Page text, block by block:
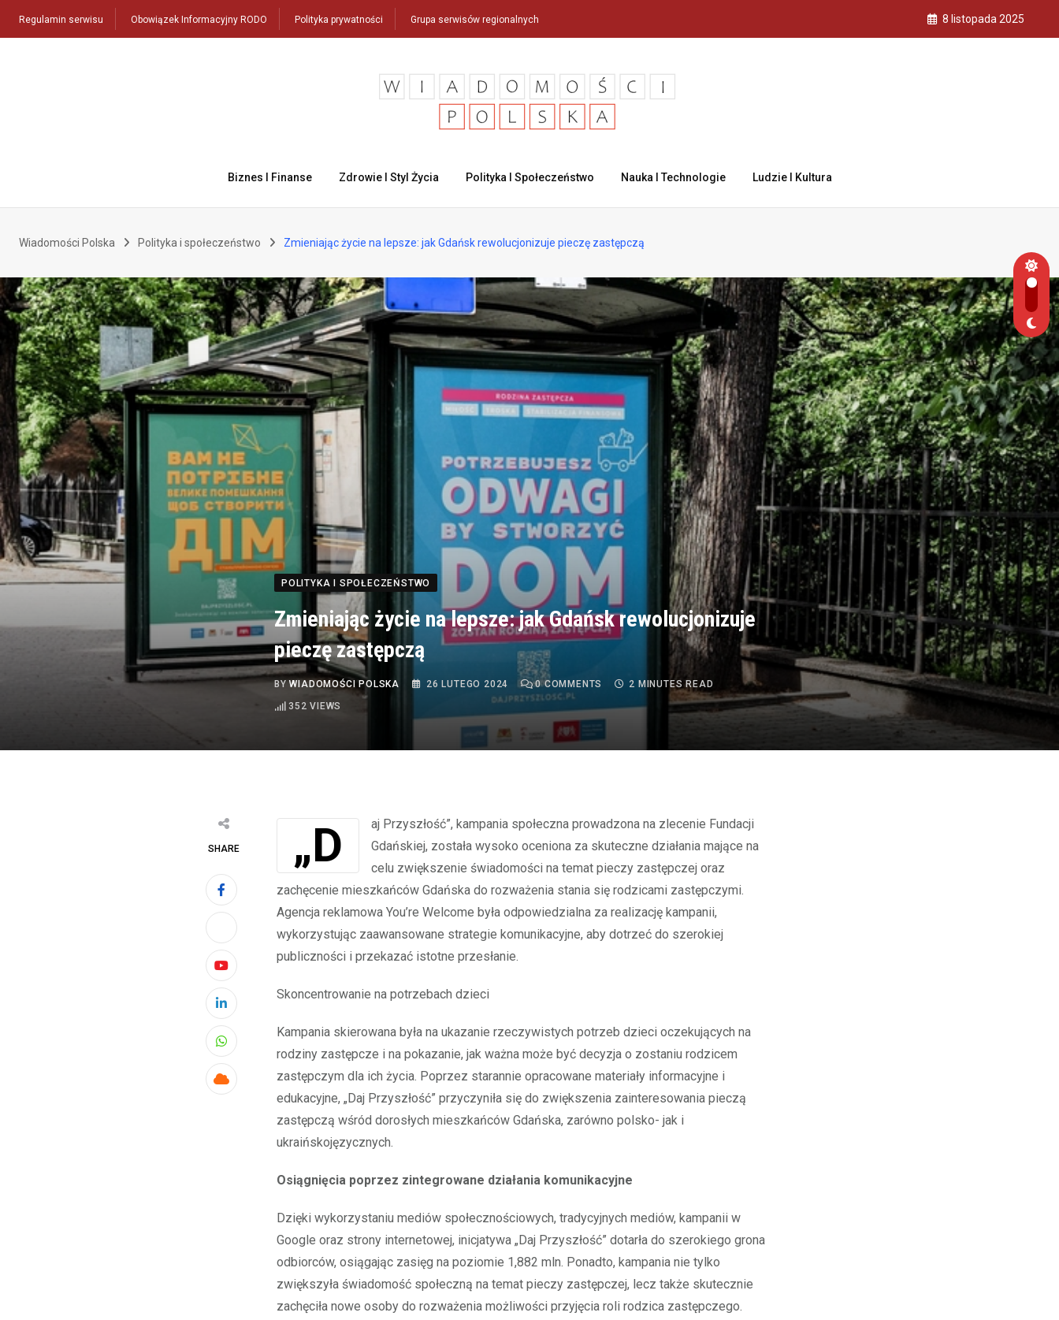
Regulamin serwisu Obowiązek Informacyjny RODO Polityka prywatności Grupa serwisów regionalnych 8 listopada 2025
Biznes I Finanse Zdrowie I Styl Życia Polityka I Społeczeństwo Nauka I Technologie Ludzie I Kultura
Wiadomości Polska Polityka i społeczeństwo Zmieniając życie na lepsze: jak Gdańsk rewolucjonizuje pieczę zastępczą
POLITYKA I SPOŁECZEŃSTWO
Zmieniając życie na lepsze: jak Gdańsk rewolucjonizuje
pieczę zastępczą
BYWIADOMOŚCI POLSKA 26 LUTEGO 2024 0COMMENTS
2 MINUTES READ
352 VIEWS
SHARE
Youtube
LinkedIn
Whatsapp
Cloud
„Daj Przyszłość”, kampania społeczna prowadzona na zlecenie Fundacji
Gdańskiej, została wysoko oceniona za skuteczne działania mające na
celu zwiększenie świadomości na temat pieczy zastępczej oraz
zachęcenie mieszkańców Gdańska do rozważenia stania się rodzicami zastępczymi.
Agencja reklamowa You’re Welcome była odpowiedzialna za realizację kampanii,
wykorzystując zaawansowane strategie komunikacyjne, aby dotrzeć do szerokiej
publiczności i przekazać istotne przesłanie.
Skoncentrowanie na potrzebach dzieci
Kampania skierowana była na ukazanie rzeczywistych potrzeb dzieci oczekujących na
rodziny zastępcze i na pokazanie, jak ważna może być decyzja o zostaniu rodzicem
zastępczym dla ich życia. Poprzez starannie opracowane materiały informacyjne i
edukacyjne, „Daj Przyszłość” przyczyniła się do zwiększenia zainteresowania pieczą
zastępczą wśród dorosłych mieszkańców Gdańska, zarówno polsko- jak i
ukraińskojęzycznych.
Osiągnięcia poprzez zintegrowane działania komunikacyjne
Dzięki wykorzystaniu mediów społecznościowych, tradycyjnych mediów, kampanii w
Google oraz strony internetowej, inicjatywa „Daj Przyszłość” dotarła do szerokiego grona
odbiorców, osiągając zasięg na poziomie 1,882 mln. Ponadto, kampania nie tylko
zwiększyła świadomość społeczną na temat pieczy zastępczej, lecz także skutecznie
zachęciła nowe osoby do rozważenia możliwości przyjęcia roli rodzica zastępczego.